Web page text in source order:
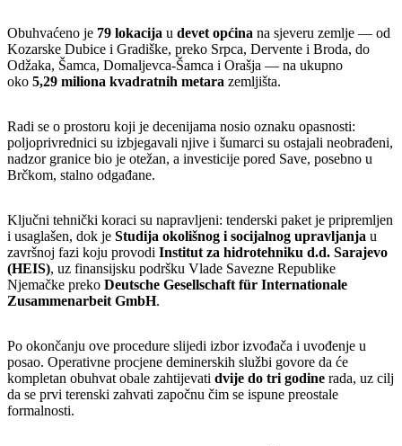
Obuhvaćeno je 79 lokacija u devet općina na sjeveru zemlje — od
Kozarske Dubice i Gradiške, preko Srpca, Dervente i Broda, do
Odžaka, Šamca, Domaljevca-Šamca i Orašja — na ukupno
oko 5,29 miliona kvadratnih metara zemljišta.
Radi se o prostoru koji je decenijama nosio oznaku opasnosti:
poljoprivrednici su izbjegavali njive i šumarci su ostajali neobrađeni,
nadzor granice bio je otežan, a investicije pored Save, posebno u
Brčkom, stalno odgađane.
Ključni tehnički koraci su napravljeni: tenderski paket je pripremljen
i usaglašen, dok je Studija okolišnog i socijalnog upravljanja u
završnoj fazi koju provodi Institut za hidrotehniku d.d. Sarajevo
(HEIS), uz finansijsku podršku Vlade Savezne Republike
Njemačke preko Deutsche Gesellschaft für Internationale
Zusammenarbeit GmbH.
Po okončanju ove procedure slijedi izbor izvođača i uvođenje u
posao. Operativne procjene deminerskih službi govore da će
kompletan obuhvat obale zahtijevati dvije do tri godine rada, uz cilj
da se prvi terenski zahvati započnu čim se ispune preostale
formalnosti.